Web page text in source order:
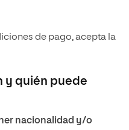
de pago, acepta la
y quién puede
nacionalidad y/o